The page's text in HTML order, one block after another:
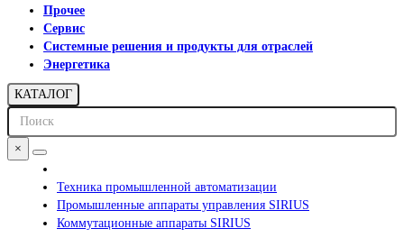
Прочее
Сервис
Системные решения и продукты для отраслей
Энергетика
КАТАЛОГ
×
Техника промышленной автоматизации
Промышленные аппараты управления SIRIUS
Коммутационные аппараты SIRIUS